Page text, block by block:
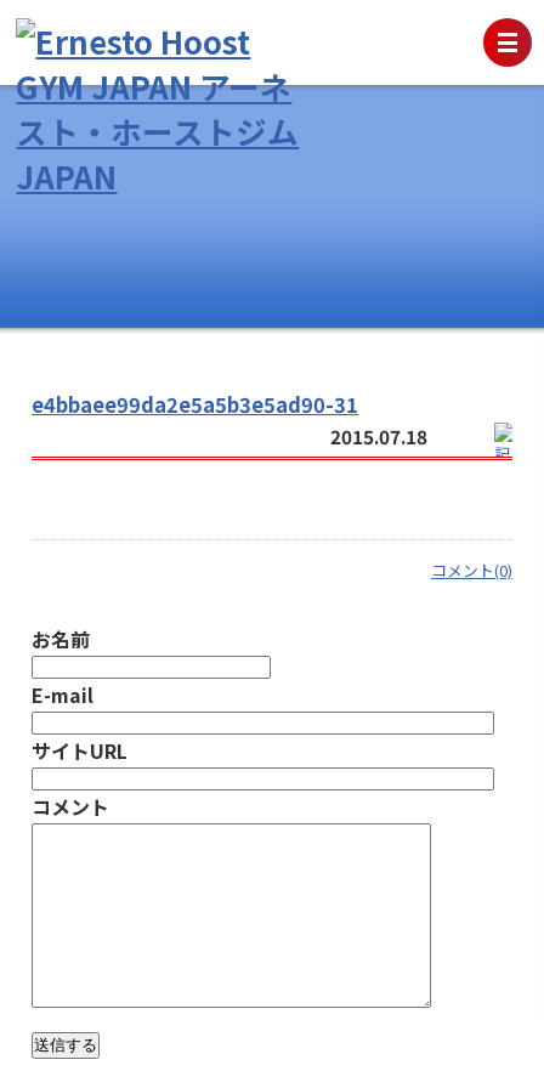
e4bbaee99da2e5a5b3e5ad90-31
2015.07.18
コメント(0)
お名前
E-mail
サイトURL
コメント